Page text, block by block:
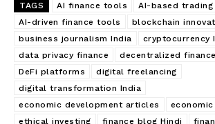
TAGS AI finance tools
AI-based trading
AI-driven finance tools
blockchain
business journalism India
cryptocurrency
data privacy finance
decentralized finance
DeFi platforms
digital freelancing
digital transformation India
economic development articles
ethical investing
finance blog Hindi